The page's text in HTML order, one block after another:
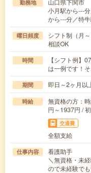
勤務地
山口県下関市
小月駅から---
から---分／特
曜日頻度
シフト制（月
相談OK
時間
【シフト例】
は一例です！
期間 即日～2ヶ月以
時給
無資格の方：
円～1937円 /
交通費
全額支給
仕事内容
看護助手
＼無資格・未
ので未経験で